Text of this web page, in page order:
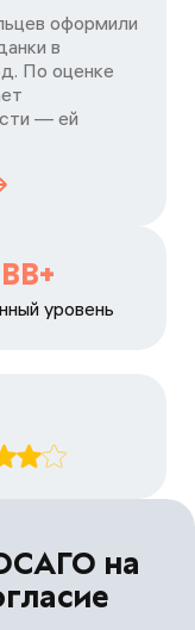
оформили
в
По оценке
— ей
уровень
на